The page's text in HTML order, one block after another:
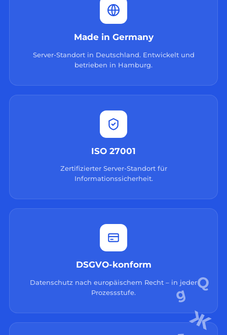
Made in Germany
Server-Standort in Deutschland. Entwickelt und
betrieben in Hamburg.
ISO 27001
Zertifizierter Server-Standort für
Informationssicherheit.
DSGVO-konform
Datenschutz nach europäischem Recht – in jeder
Prozessstufe.